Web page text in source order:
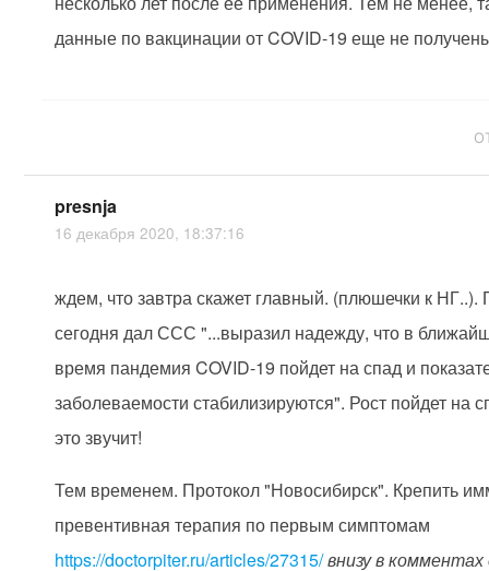
данные по вакцинации от COVID-19 еще не
presnja
16 декабря 2020, 18:37:16
ждем, что завтра скажет главный. (плюшечки к НГ..).
сегодня дал ССС "...выразил надежду, что в
время пандемия COVID-19 пойдет на спад и
заболеваемости стабилизируются". Рост пойдет на
это звучит!
Тем временем. Протокол "Новосибирск". Крепить
превентивная терапия по первым симптомам
https://doctorpiter.ru/articles/27315/внизу в